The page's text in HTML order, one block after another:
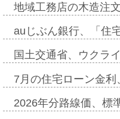
地域工務店の木造注
auじぶん銀行、「住
国土交通省、ウクラ
7月の住宅ローン金
2026年分路線価、標